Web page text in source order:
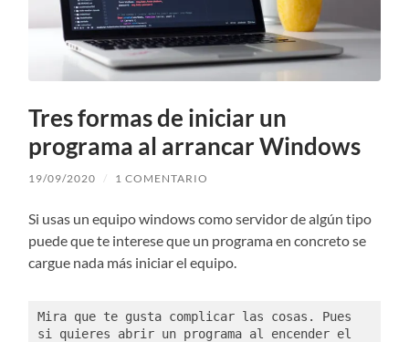
Tres formas de iniciar un
programa al arrancar Windows
19/09/2020 / 1 COMENTARIO
Si usas un equipo windows como servidor de algún tipo
puede que te interese que un programa en concreto se
cargue nada más iniciar el equipo.
Mira que te gusta complicar las cosas. Pues
si quieres abrir un programa al encender el